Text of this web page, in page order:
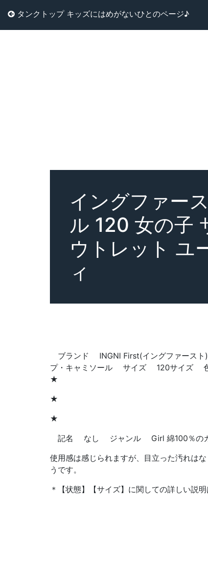
タンクトップ キッズにはめがないひとのページ♪
イングファー
ル 120 女の子
ウトレット ユ
ィ
ブランド INGNI First(イングファース
プ・キャミソール サイズ 120サイ
★
★
★
記名 なし ジャンル Girl 綿100％のカ
使用感は感じられますが、目立った汚れは
うです。
＊【状態】【サイズ】に関しての詳しい説